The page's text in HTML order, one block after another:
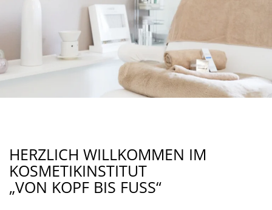
HERZLICH WILLKOMMEN IM
KOSMETIKINSTITUT
„VON KOPF BIS FUSS“